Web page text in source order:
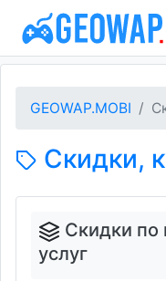
GEOWAP.MOBI
Скидки,
Скидки по
услуг